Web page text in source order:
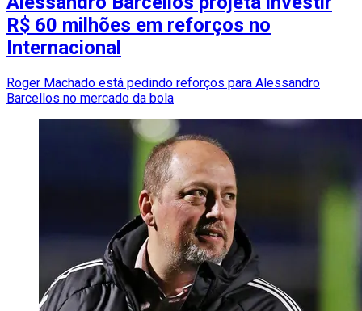
R$ 60 milhões em reforços no
Internacional
Roger Machado está pedindo reforços para Alessandro
Barcellos no mercado da bola